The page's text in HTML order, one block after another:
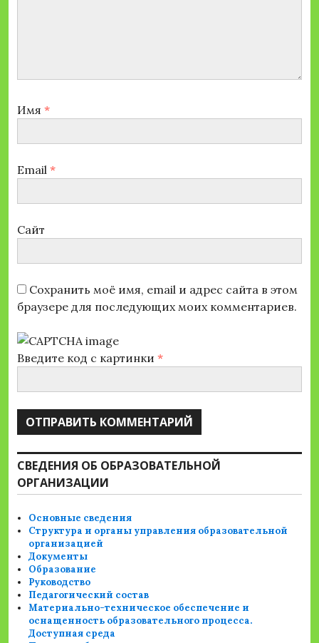
Имя *
Email *
Сайт
Сохранить моё имя, email и адрес сайта в этом
браузере для последующих моих комментариев.
Введите код с картинки *
СВЕДЕНИЯ ОБ ОБРАЗОВАТЕЛЬНОЙ
ОРГАНИЗАЦИИ
Основные сведения
Структура и органы управления образовательной
организацией
Документы
Образование
Руководство
Педагогический состав
Материально-техническое обеспечение и
оснащенность образовательного процесса.
Доступная среда